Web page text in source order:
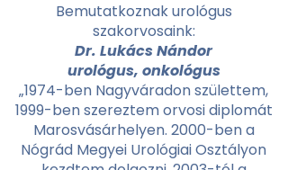
Bemutatkoznak urológus
szakorvosaink:
Dr. Lukács Nándor
urológus, onkológus
„1974-ben Nagyváradon születtem,
1999-ben szereztem orvosi diplomát
Marosvásárhelyen. 2000-ben a
Nógrád Megyei Urológiai Osztályon